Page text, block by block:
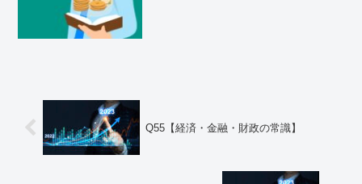
Q55【経済・金融・財政の常識】